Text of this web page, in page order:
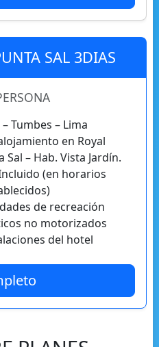
SAL 3DIAS
Tumbes – Lima
en Royal
– Hab. Vista Jardín.
(en horarios
de recreación
no motorizados
del hotel